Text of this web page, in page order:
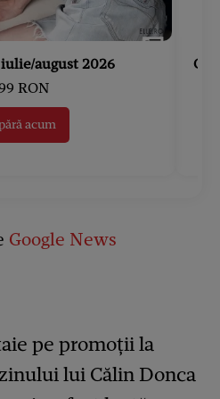
august 2026
RON
acum
Google News